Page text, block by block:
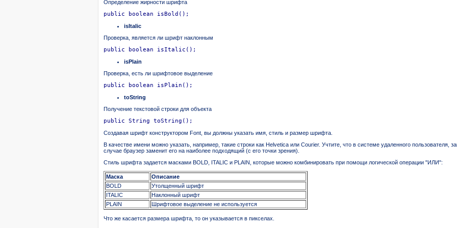
Определение жирности шрифта
public boolean isBold();
isItalic
Проверка, является ли шрифт наклонным
public boolean isItalic();
isPlain
Проверка, есть ли шрифтовое выделение
public boolean isPlain();
toString
Получение текстовой строки для объекта
public String toString();
Создавая шрифт конструктором Font, вы должны указать имя, стиль и размер шрифта.
В качестве имени можно указать, например, такие строки как Helvetica или Courier. Учтите, что в системе удаленного
случае браузер заменит его на наиболее подходящий (с его точки зрения).
Стиль шрифта задается масками BOLD, ITALIC и PLAIN, которые можно комбинировать при помощи логической операции "ИЛИ":
Маска
Описание
BOLD
Утолщенный шрифт
ITALIC
Наклонный шрифт
PLAIN
Шрифтовое выделение не используется
Что же касается размера шрифта, то он указывается в пикселах.